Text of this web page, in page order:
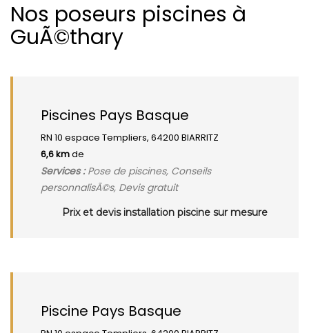
Nos poseurs piscines à
GuÃ©thary
Piscines Pays Basque
RN 10 espace Templiers, 64200 BIARRITZ
6,6 kmde
Services :Pose de piscines, Conseils
personnalisÃ©s, Devis gratuit
Prix et devis installation piscine sur mesure
Piscine Pays Basque